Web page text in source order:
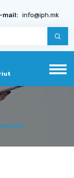
mail: info@iph.mk